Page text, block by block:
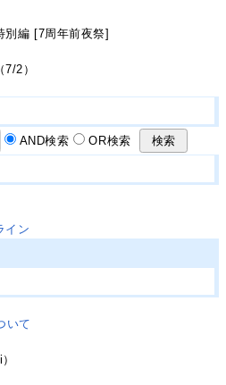
別編 [7周年前夜祭]
2）
AND検索 OR検索
イン
いて